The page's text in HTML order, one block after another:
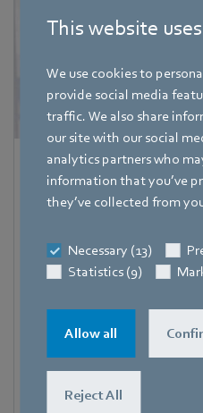
This website
We use cookies to
provide social media
traffic. We also share
our site with our social
analytics partners who
information that you’ve
they’ve collected from
Necessary (13)
Statistics (9)
Allow all
Reject All
Katharina Eberhardt
Stellvertretende
Bachmühle 2,74673
+49 7938 81-8112
+49 7938 81-98112
Mobile